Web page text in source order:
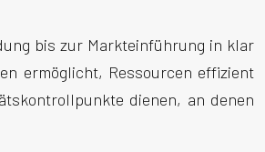
bis zur Markteinführung in klar
ermöglicht, Ressourcen effizient
dienen, an denen